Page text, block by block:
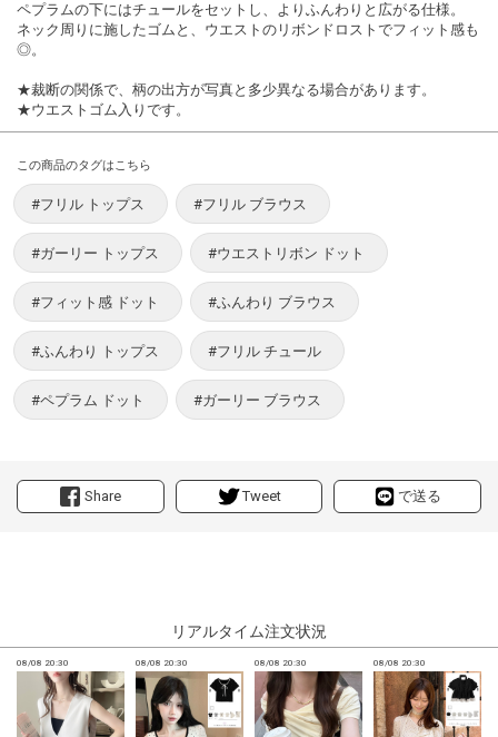
Share Tweet で送る
ペプラムの下にはチュールをセットし、よりふんわりと広がる仕様。
ネック周りに施したゴムと、ウエストのリボンドロストでフィット感も
◎。
★裁断の関係で、柄の出方が写真と多少異なる場合があります。
★ウエストゴム入りです。
この商品のタグはこちら
#フリル トップス #フリル ブラウス
#ガーリー トップス #ウエストリボン ドット
#フィット感 ドット #ふんわり ブラウス
#ふんわり トップス #フリル チュール
#ペプラム ドット #ガーリー ブラウス
リアルタイム注文状況
08/08 20:30 08/08 20:30 08/08 20:30 08/08 20:30